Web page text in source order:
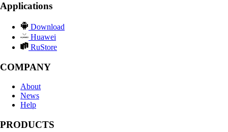
Applications
Download
Huawei
RuStore
COMPANY
About
News
Help
PRODUCTS